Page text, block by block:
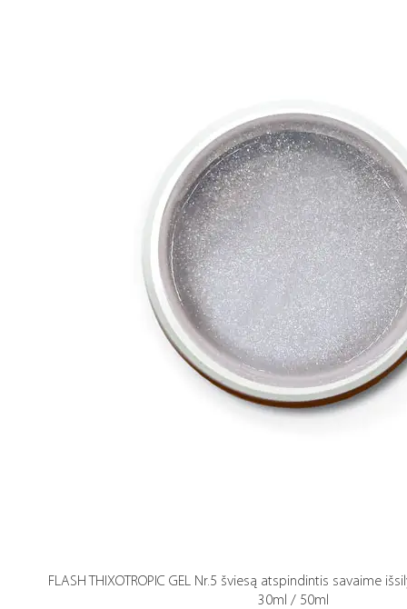
FLASH THIXOTROPIC GEL Nr.5 šviesą atspindintis savaime
30ml / 50ml